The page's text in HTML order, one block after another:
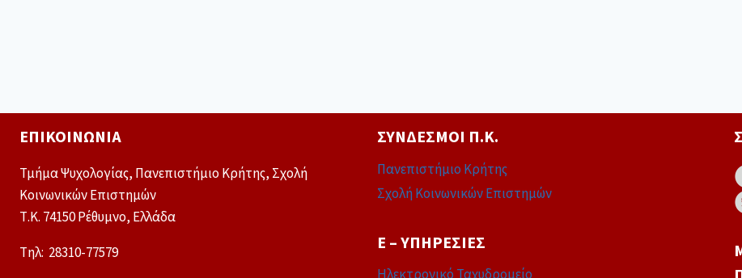
ΕΠΙΚΟΙΝΩΝΊΑ
Τμήμα Ψυχολογίας, Πανεπιστήμιο Κρήτης, Σχολή
Κοινωνικών Επιστημών
Τ.Κ. 74150 Ρέθυμνο, Ελλάδα
Tηλ: 28310-77579
ΣΎΝΔΕΣΜΟΙ Π.Κ.
Πανεπιστήμιο Κρήτης
Σχολή Κοινωνικών Επιστημών
E – ΥΠΗΡΕΣΊΕΣ